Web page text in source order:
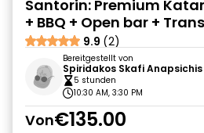
Santorin: Premium
+ BBQ + Open bar +
9.9 (2)
Bereitgestellt von
Spiridakos Skafi Anapsichis
5 stunden
10:30 AM, 3:30 PM
Von€135.00